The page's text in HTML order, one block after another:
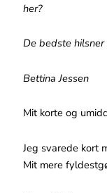
her?
De bedste
Bettina Jessen
Mit korte og
Jeg svarede kort
Mit mere